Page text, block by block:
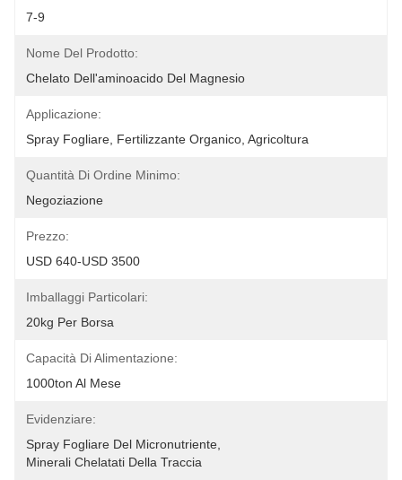
7-9
Nome Del Prodotto:
Chelato Dell'aminoacido Del Magnesio
Applicazione:
Spray Fogliare, Fertilizzante Organico, Agricoltura
Quantità Di Ordine Minimo:
Negoziazione
Prezzo:
USD 640-USD 3500
Imballaggi Particolari:
20kg Per Borsa
Capacità Di Alimentazione:
1000ton Al Mese
Evidenziare:
Spray Fogliare Del Micronutriente
Minerali Chelatati Della Traccia